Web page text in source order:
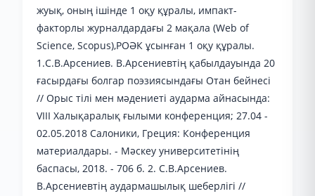
жуық, оның ішінде 1 оқу құралы, импакт-
факторлы журналдардағы 2 мақала (Web of
Science, Scopus),РОӘК ұсынған 1 оқу құралы.
1.С.В.Арсениев. В.Арсениевтің қабылдауында 20
ғасырдағы болгар поэзиясындағы Отан бейнесі
// Орыс тілі мен мәдениеті аударма айнасында:
VIII Халықаралық ғылыми конференция; 27.04 -
02.05.2018 Салоники, Греция: Конференция
материалдары. - Мәскеу университетінің
баспасы, 2018. - 706 б. 2. С.В.Арсениев.
В.Арсениевтің аудармашылық шеберлігі //